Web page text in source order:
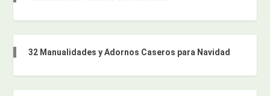
32 Manualidades y Adornos Caseros para Navidad